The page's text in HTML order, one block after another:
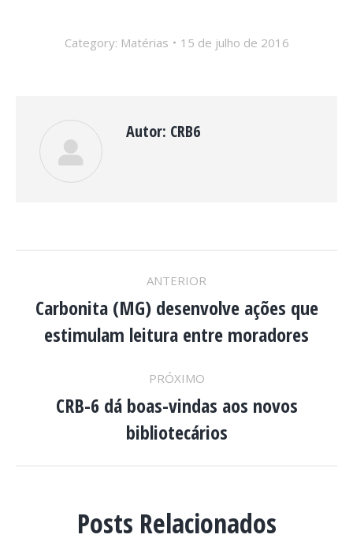
Category: Matérias 15 de julho de 2016
Autor: CRB6
NAVEGAÇÃO
DE
ANTERIOR
Post
anterior:
Carbonita (MG) desenvolve ações que
estimulam leitura entre moradores
PRÓXIMO
Próximo
post:
CRB-6 dá boas-vindas aos novos
bibliotecários
Posts Relacionados